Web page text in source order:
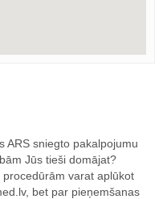
ARS sniegto pakalpojumu
Jūs tieši domājat?
varat aplūkot
bet par pieņemšanas